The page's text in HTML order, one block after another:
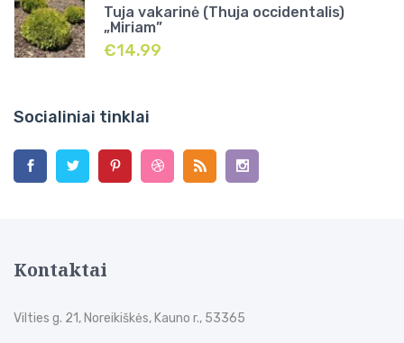
Tuja vakarinė (Thuja occidentalis)
„Miriam”
€14.99
Socialiniai tinklai
Kontaktai
Vilties g. 21, Noreikiškės, Kauno r., 53365